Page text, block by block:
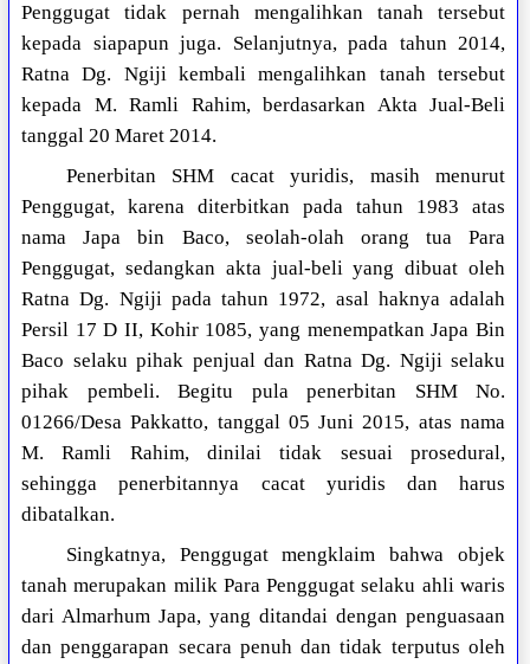
Penggugat tidak pernah mengalihkan tanah tersebut
kepada siapapun juga. Selanjutnya, pada tahun 2014,
Ratna Dg. Ngiji kembali mengalihkan tanah tersebut
kepada M. Ramli Rahim, berdasarkan Akta Jual-Beli
tanggal 20 Maret 2014.
Penerbitan SHM cacat yuridis, masih menurut
Penggugat, karena diterbitkan pada tahun 1983 atas
nama Japa bin Baco, seolah-olah orang tua Para
Penggugat, sedangkan akta jual-beli yang dibuat oleh
Ratna Dg. Ngiji pada tahun 1972, asal haknya adalah
Persil 17 D II, Kohir 1085, yang menempatkan Japa Bin
Baco selaku pihak penjual dan Ratna Dg. Ngiji selaku
pihak pembeli. Begitu pula penerbitan SHM No.
01266/Desa Pakkatto, tanggal 05 Juni 2015, atas nama
M. Ramli Rahim, dinilai tidak sesuai prosedural,
sehingga penerbitannya cacat yuridis dan harus
dibatalkan.
Singkatnya, Penggugat mengklaim bahwa objek
tanah merupakan milik Para Penggugat selaku ahli waris
dari Almarhum Japa, yang ditandai dengan penguasaan
dan penggarapan secara penuh dan tidak terputus oleh